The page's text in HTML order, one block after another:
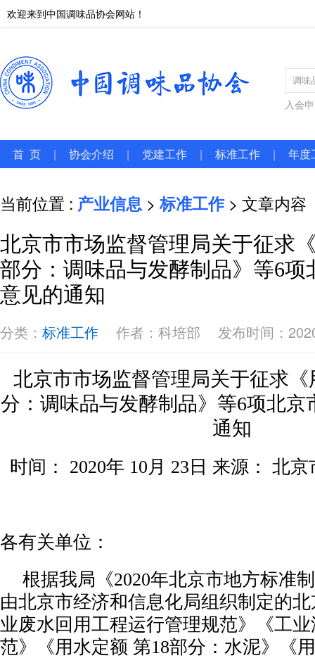
欢迎来到中国调味品协会网站！
入会
首 页 | 协会介绍 | 党建工作 | 标准工作 | 年度
当前位置 : 产业信息 > 标准工作> 文章内容
北京市市场监督管理局关于征求
部分：调味品与发酵制品》等6项
意见的通知
分类： 标准工作 作者：科培部 发布时间：
北京市市场监督管理局关于征求《
分：调味品与发酵制品》等6项北京
通知
时间： 2020年 10月 23日 来源： 北
各有关单位：
根据我局《2020年北京市地方标准
由北京市经济和信息化局组织制定的
业废水回用工程运行管理规范》《工
范》《用水定额 第18部分：水泥》《